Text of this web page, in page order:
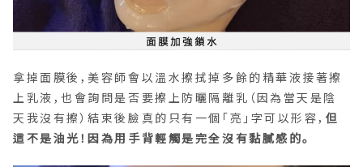
拿掉面膜後，美容師會以溫水擦拭掉多餘的精華液接著擦
上乳液，也會詢問是否要擦上防曬隔離乳（因為當天是陰
天我沒有擦）結束後臉真的只有一個「亮」字可以形容， 但
這不是油光！因為用手背輕觸是完全沒有黏膩感的。